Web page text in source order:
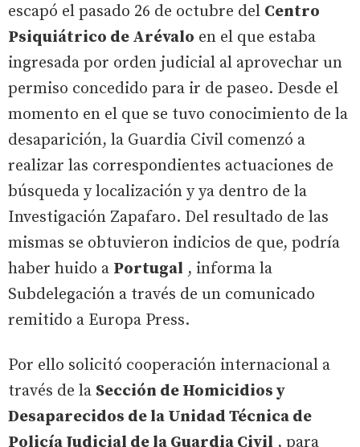
escapó el pasado 26 de octubre del Centro
Psiquiátrico de Arévalo en el que estaba
ingresada por orden judicial al aprovechar un
permiso concedido para ir de paseo. Desde el
momento en el que se tuvo conocimiento de la
desaparición, la Guardia Civil comenzó a
realizar las correspondientes actuaciones de
búsqueda y localización y ya dentro de la
Investigación Zapafaro. Del resultado de las
mismas se obtuvieron indicios de que, podría
haber huido a Portugal , informa la
Subdelegación a través de un comunicado
remitido a Europa Press.
Por ello solicitó cooperación internacional a
través de la Sección de Homicidios y
Desaparecidos de la Unidad Técnica de
Policía Judicial de la Guardia Civil , para